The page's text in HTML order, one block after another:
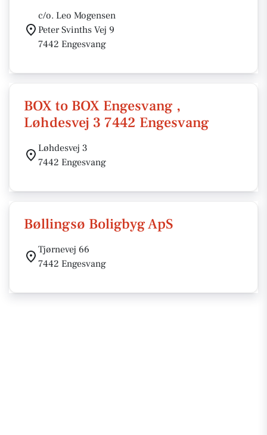
c/o. Leo Mogensen
Peter Svinths Vej 9
7442 Engesvang
BOX to BOX Engesvang ,
Løhdesvej 3 7442 Engesvang
Løhdesvej 3
7442 Engesvang
Bøllingsø Boligbyg ApS
Tjørnevej 66
7442 Engesvang